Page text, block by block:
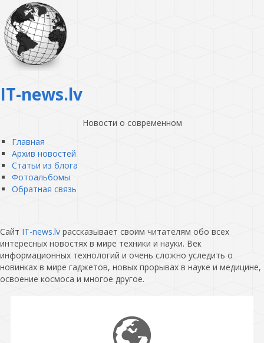
IT-news.lv
Новости о современном
Главная
Архив новостей
Статьи из блога
Фотоальбомы
Обратная связь
Сайт IT-news.lv рассказывает своим читателям обо всех
интересных новостях в мире техники и науки. Век
информационных технологий и очень сложно уследить о
новинках в мире гаджетов, новых прорывах в науке и медицине,
освоение космоса и многое другое.